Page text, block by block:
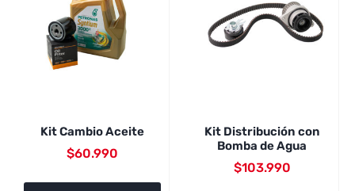
Kit Cambio Aceite
$60.990
Kit Distribución con
Bomba de Agua
$103.990